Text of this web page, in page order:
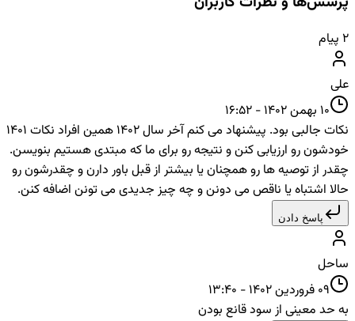
۲ پیام
علی
10 بهمن 1402 - 16:52
نکات جالبی بود. پیشنهاد می کنم آخر سال 1402 همین افراد نکات 1401
خودشون رو ارزیابی کنن و نتیجه رو برای ما که مبتدی هستیم بنویسن.
چقدر از توصیه ها رو همچنان یا بیشتر از قبل باور دارن و چقدرشون رو
حالا اشتباه یا ناقص می دونن و چه چیز جدیدی می تونن اضافه کنن.
پاسخ دادن
ساحل
09 فروردین 1402 - 13:40
به حد معینی از سود قانع بودن